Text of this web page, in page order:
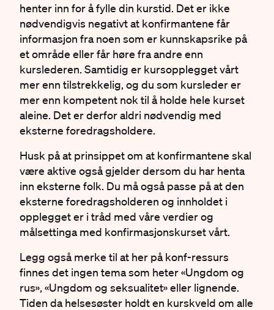
henter inn for å fylle din kurstid. Det er ikke
nødvendigvis negativt at konfirmantene får
informasjon fra noen som er kunnskapsrike på
et område eller får høre fra andre enn
kurslederen. Samtidig er kursopplegget vårt
mer enn tilstrekkelig, og du som kursleder er
mer enn kompetent nok til å holde hele kurset
aleine. Det er derfor aldri nødvendig med
eksterne foredragsholdere.
Husk på at prinsippet om at konfirmantene skal
være aktive også gjelder dersom du har henta
inn eksterne folk. Du må også passe på at den
eksterne foredragsholderen og innholdet i
opplegget er i tråd med våre verdier og
målsettinga med konfirmasjonskurset vårt.
Legg også merke til at her på konf-ressurs
finnes det ingen tema som heter «Ungdom og
rus», «Ungdom og seksualitet» eller lignende.
Tiden da helsesøster holdt en kurskveld om alle